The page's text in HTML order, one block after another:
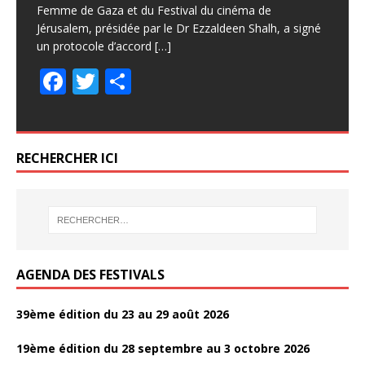
Femme de Gaza et du Festival du cinéma de
Jérusalem, présidée par le Dr Ezzaldeen Shalh, a signé
un protocole d’accord […]
F
e
b
o
T
itt
er
ta
F
ac
e
b
o
o
k
T
w
itt
er
P
ar
er
F
ac
e
b
o
o
k
T
w
itt
er
P
ar
er
b
o
o
er g
er
e
b
o
o
k
itt
er
ta
g
RECHERCHER ICI
AGENDA DES FESTIVALS
39ème édition du 23 au 29 août 2026
19ème édition du 28 septembre au 3 octobre 2026